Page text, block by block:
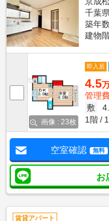
千葉
築年数
建物
画像 : 23枚
即入居
4.5
管理
敷
1階
空室確認 無料
お
賃貸アパート